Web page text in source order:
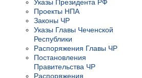
Указы Президента РФ
Проекты НПА
Законы ЧР
Указы Главы Чеченской
Республики
Распоряжения Главы ЧР
Постановления
Правительства ЧР
Распоряжения